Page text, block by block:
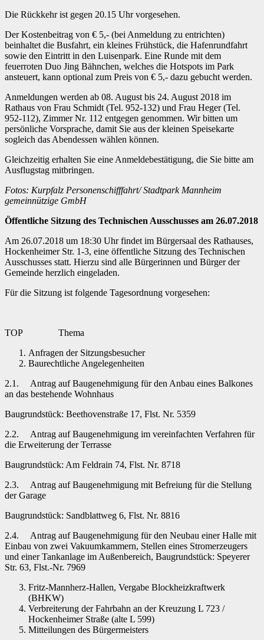
Die Rückkehr ist gegen 20.15 Uhr vorgesehen.
Der Kostenbeitrag von € 5,- (bei Anmeldung zu entrichten)
beinhaltet die Busfahrt, ein kleines Frühstück, die Hafenrundfahrt
sowie den Eintritt in den Luisenpark. Eine Runde mit dem
feuerroten Duo Jing Bähnchen, welches die Hotspots im Park
ansteuert, kann optional zum Preis von € 5,- dazu gebucht werden.
Anmeldungen werden ab 08. August bis 24. August 2018 im
Rathaus von Frau Schmidt (Tel. 952-132) und Frau Heger (Tel.
952-112), Zimmer Nr. 112 entgegen genommen. Wir bitten um
persönliche Vorsprache, damit Sie aus der kleinen Speisekarte
sogleich das Abendessen wählen können.
Gleichzeitig erhalten Sie eine Anmeldebestätigung, die Sie bitte am
Ausflugstag mitbringen.
Fotos: Kurpfalz Personenschifffahrt/ Stadtpark Mannheim
gemeinnützige GmbH
Öffentliche Sitzung des Technischen Ausschusses am 26.07.2018
Am 26.07.2018 um 18:30 Uhr findet im Bürgersaal des Rathauses,
Hockenheimer Str. 1-3, eine öffentliche Sitzung des Technischen
Ausschusses statt. Hierzu sind alle Bürgerinnen und Bürger der
Gemeinde herzlich eingeladen.
Für die Sitzung ist folgende Tagesordnung vorgesehen:
TOP Thema
Anfragen der Sitzungsbesucher
Baurechtliche Angelegenheiten
2.1. Antrag auf Baugenehmigung für den Anbau eines Balkones
an das bestehende Wohnhaus
Baugrundstück: Beethovenstraße 17, Flst. Nr. 5359
2.2. Antrag auf Baugenehmigung im vereinfachten Verfahren für
die Erweiterung der Terrasse
Baugrundstück: Am Feldrain 74, Flst. Nr. 8718
2.3. Antrag auf Baugenehmigung mit Befreiung für die Stellung
der Garage
Baugrundstück: Sandblattweg 6, Flst. Nr. 8816
2.4. Antrag auf Baugenehmigung für den Neubau einer Halle mit
Einbau von zwei Vakuumkammern, Stellen eines Stromerzeugers
und einer Tankanlage im Außenbereich, Baugrundstück: Speyerer
Str. 63, Flst.-Nr. 7969
Fritz-Mannherz-Hallen, Vergabe Blockheizkraftwerk
(BHKW)
Verbreiterung der Fahrbahn an der Kreuzung L 723 /
Hockenheimer Straße (alte L 599)
Mitteilungen des Bürgermeisters